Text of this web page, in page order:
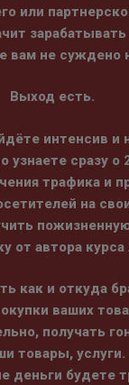
или
зарабатывать
вам не суждено
Выход есть.
интенсив и
узнаете сразу о
трафика и
на
от автора курса
как и откуда
ваших
получать
товары, услуги.
деньги будете